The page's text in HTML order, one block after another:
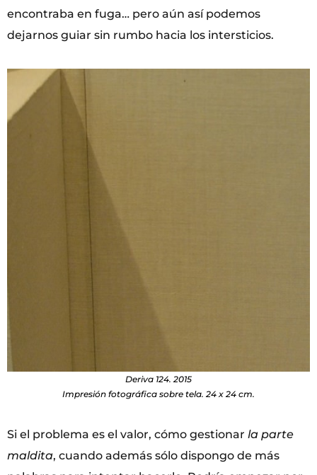
encontraba en fuga… pero aún así podemos
dejarnos guiar sin rumbo hacia los intersticios.
Deriva 124. 2015
Impresión fotográfica sobre tela. 24 x 24 cm.
Si el problema es el valor, cómo gestionar la parte
maldita, cuando además sólo dispongo de más